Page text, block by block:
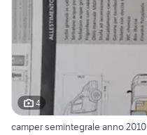
4
camper semintegrale anno 2010